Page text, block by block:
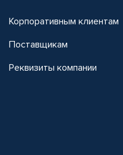
Корпоративным клиентам
Поставщикам
Реквизиты компании